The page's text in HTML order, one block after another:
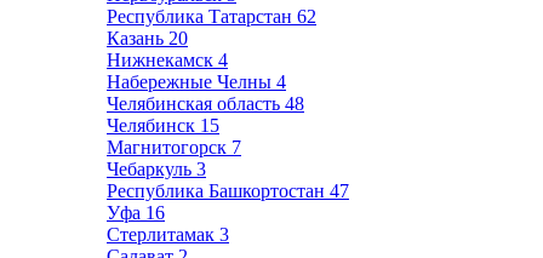
Республика Татарстан 62
Казань 20
Нижнекамск 4
Набережные Челны 4
Челябинская область 48
Челябинск 15
Магнитогорск 7
Чебаркуль 3
Республика Башкортостан 47
Уфа 16
Стерлитамак 3